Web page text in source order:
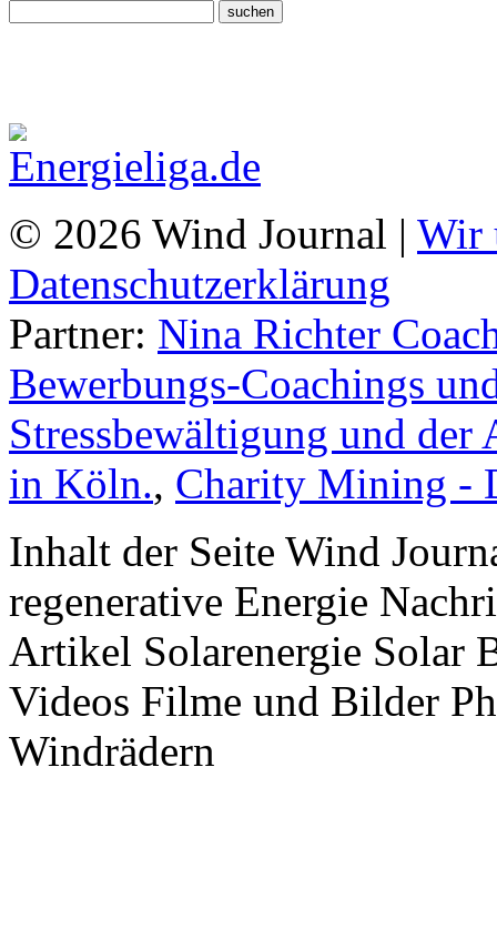
© 2026 Wind Journal | Wir
Datenschutzerklärung
Partner: Nina Richter
Bewerbungs-Coachings
Stressbewältigung und
in Köln., Charity Mining -
Inhalt der Seite Wind
regenerative Energie
Artikel Solarenergie Solar
Videos Filme und Bilder
Windrädern